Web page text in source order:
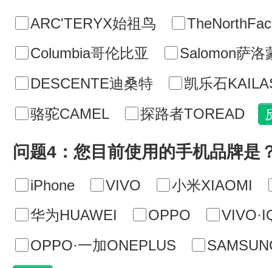
ARC'TERYX始祖鸟
Columbia哥伦比亚
Salomon萨洛
DESCENTE迪桑特
凯乐石
骆驼CAMEL
探路者TOREAD
问题4：您目前使用的手机品牌是
iPhone VIVO
小米XIAOMI
华为HUAWEI
OPPO
OPPO·一加ONEPLUS